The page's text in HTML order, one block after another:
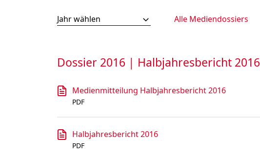
Jahr wählen Alle Mediendossiers
Dossier 2016 | Halbjahresbericht 2016
Medienmitteilung Halbjahresbericht 2016
PDF
Halbjahresbericht 2016
PDF